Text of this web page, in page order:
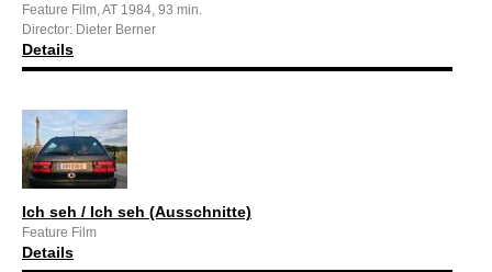
Feature Film, AT 1984, 93 min.
Director: Dieter Berner
Details
Ich seh / Ich seh (Ausschnitte)
Feature Film
Details